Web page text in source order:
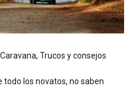
Caravana, Trucos y consejos
todo los novatos, no saben